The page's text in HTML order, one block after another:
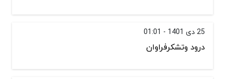
25 دی 1401 - 01:01
درود وتشکرفراوان